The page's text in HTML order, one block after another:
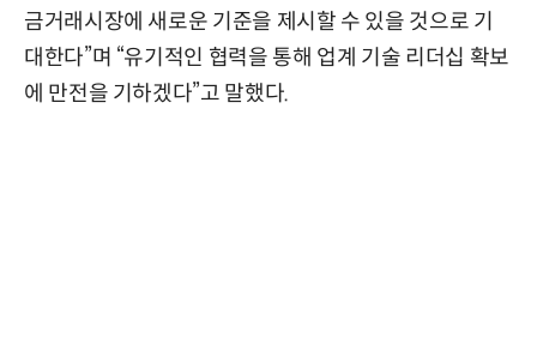
금거래시장에 새로운 기준을 제시할 수 있을 것으로 기
대한다”며 “유기적인 협력을 통해 업계 기술 리더십 확보
에 만전을 기하겠다”고 말했다.